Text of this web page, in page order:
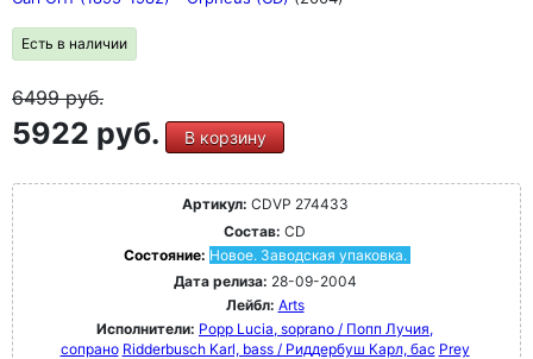
Есть в наличии
6499руб.
5922 руб. В корзину
Артикул: CDVP 274433
Состав: CD
Состояние: Новое. Заводская упаковка.
Дата релиза: 28-09-2004
Лейбл: Arts
Исполнители: Popp Lucia, soprano / Попп Лучия,
сопрано Ridderbusch Karl, bass / Риддербуш Карл, бас Prey